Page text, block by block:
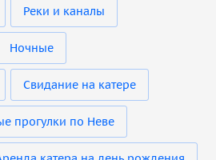
Реки и каналы
Ночные
Свидание на катере
прогулки по Неве